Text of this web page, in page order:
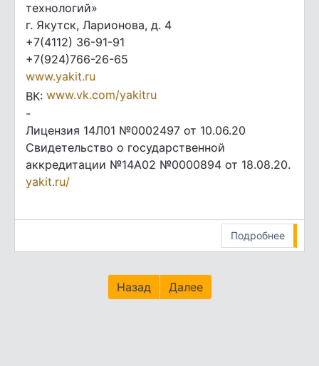
технологий»
г. Якутск, Ларионова, д. 4
+7(4112) 36-91-91
+7(924)766-26-65
www.yakit.ru
ВК: www.vk.com/yakitru
-
Лицензия 14Л01 №0002497 от 10.06.20
Свидетельство о государственной
аккредитации №14А02 №0000894 от 18.08.20.
yakit.ru/
Подробнее
Назад Далее